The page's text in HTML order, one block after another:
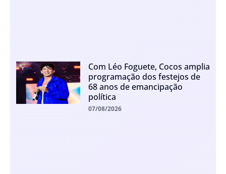
Com Léo Foguete, Cocos amplia
programação dos festejos de
68 anos de emancipação
política
07/08/2026